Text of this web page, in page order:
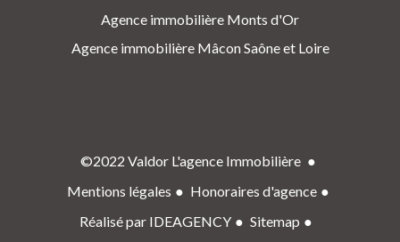
Agence immobilière Monts d'Or
Agence immobilière Mâcon Saône et Loire
©2022 Valdor L'agence Immobilière
Mentions légales
Honoraires d'agence
Réalisé par IDEAGENCY
Sitemap